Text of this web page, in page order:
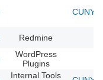
CUNY
Redmine
WordPress
Plugins
Internal Tools